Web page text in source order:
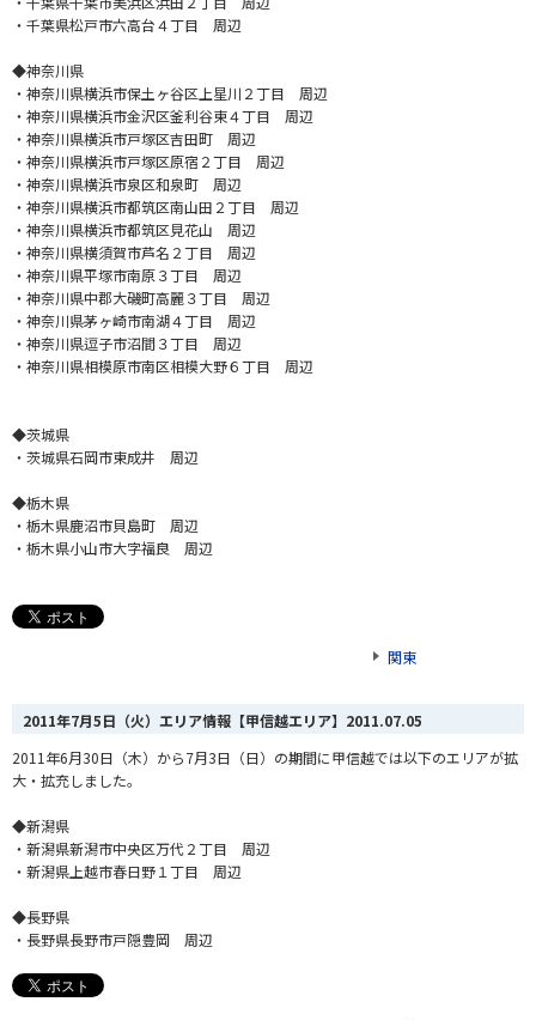
・千葉県松戸市六高台４丁目 周辺
◆神奈川県
・神奈川県横浜市保土ヶ谷区上星川２丁目 周辺
・神奈川県横浜市金沢区釜利谷東４丁目 周辺
・神奈川県横浜市戸塚区吉田町 周辺
・神奈川県横浜市戸塚区原宿２丁目 周辺
・神奈川県横浜市泉区和泉町 周辺
・神奈川県横浜市都筑区南山田２丁目 周辺
・神奈川県横浜市都筑区見花山 周辺
・神奈川県横須賀市芦名２丁目 周辺
・神奈川県平塚市南原３丁目 周辺
・神奈川県中郡大磯町高麗３丁目 周辺
・神奈川県茅ヶ崎市南湖４丁目 周辺
・神奈川県逗子市沼間３丁目 周辺
・神奈川県相模原市南区相模大野６丁目 周辺
◆茨城県
・茨城県石岡市東成井 周辺
◆栃木県
・栃木県鹿沼市貝島町 周辺
・栃木県小山市大字福良 周辺
関東
2011年7月5日（火）エリア情報【甲信越エリア】 2011.07.05
2011年6月30日（木）から7月3日（日）の期間に甲信越では以下のエリアが拡
大・拡充しました。
◆新潟県
・新潟県新潟市中央区万代２丁目 周辺
・新潟県上越市春日野１丁目 周辺
◆長野県
・長野県長野市戸隠豊岡 周辺